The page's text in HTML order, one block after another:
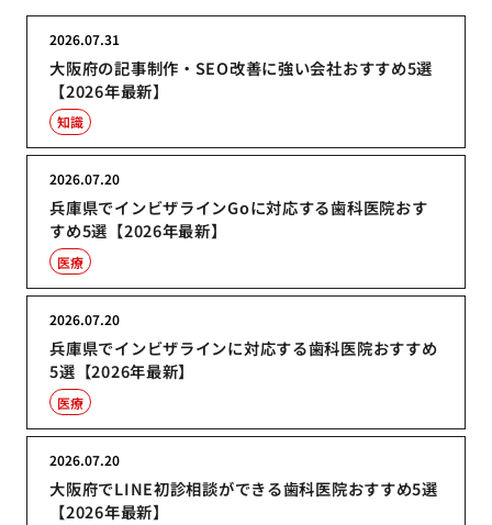
大阪府の記事制作・SEO改善に強い会社おすすめ5選
【2026年最新】
2026.07.31
知識
兵庫県でインビザラインGoに対応する歯科医院おす
すめ5選【2026年最新】
2026.07.20
医療
兵庫県でインビザラインに対応する歯科医院おすすめ
5選【2026年最新】
2026.07.20
医療
大阪府でLINE初診相談ができる歯科医院おすすめ5選
【2026年最新】
2026.07.20